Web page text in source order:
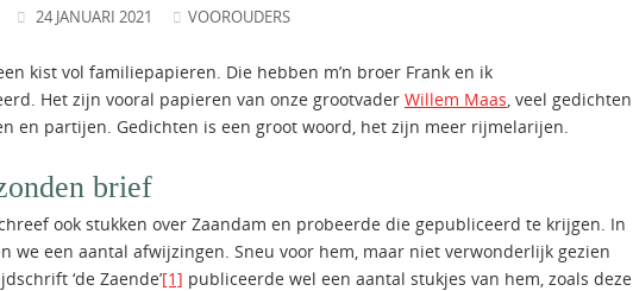
24 JANUARI 2021 VOOROUDERS
kist vol familiepapieren. Die hebben m’n broer Frank en ik
Het zijn vooral papieren van onze grootvader Willem Maas, veel gedichten
en partijen. Gedichten is een groot woord, het zijn meer rijmelarijen.
brief
ook stukken over Zaandam en probeerde die gepubliceerd te krijgen. In
we een aantal afwijzingen. Sneu voor hem, maar niet verwonderlijk gezien
‘de Zaende’[1] publiceerde wel een aantal stukjes van hem, zoals deze